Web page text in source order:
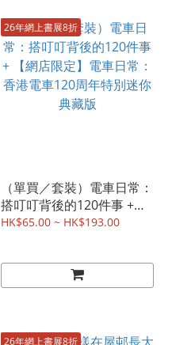
26年網上書展8折
（單買／套裝）電車日常：
搭叮叮背後的120件事 +
【網店限定】電車日常：香
HK$65.00 ~ HK$193.00
26年網上書展8折